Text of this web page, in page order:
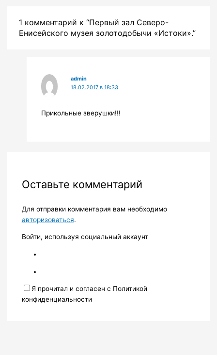
1 комментарий к “Первый зал Северо-
Енисейского музея золотодобычи «Истоки».”
admin
18.02.2017 в 18:33
Прикольные зверушки!!!
Оставьте комментарий
Для отправки комментария вам необходимо
авторизоваться.
Войти, используя социальный аккаунт
Я прочитал и согласен с Политикой
конфиденциальности